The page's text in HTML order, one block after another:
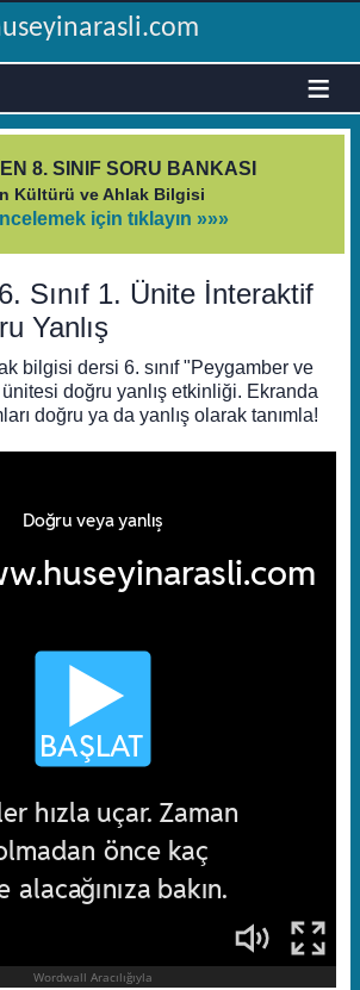
≡
8. SINIF SORU BANKASI
Kültürü ve Ahlak Bilgisi
için tıklayın »»»
Sınıf 1. Ünite İnteraktif
Yanlış
bilgisi dersi 6. sınıf "Peygamber ve
ünitesi doğru yanlış etkinliği. Ekranda
doğru ya da yanlış olarak tanımla!